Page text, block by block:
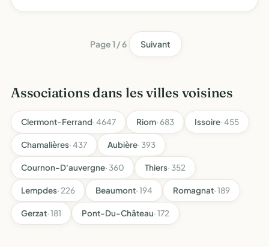
Page 1 / 6 Suivant
Associations dans les villes voisines
Clermont-Ferrand· 4647 Riom· 683 Issoire· 455
Chamalières· 437 Aubière· 393
Cournon-D'auvergne· 360 Thiers· 352
Lempdes· 226 Beaumont· 194 Romagnat· 189
Gerzat· 181 Pont-Du-Château· 172